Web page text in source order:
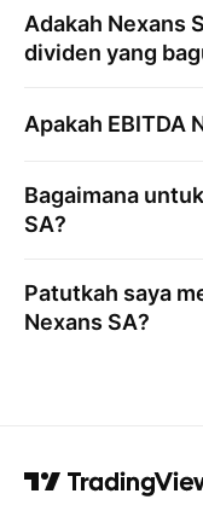
Adakah Nexans
dividen yang
Apakah EBITDA
Bagaimana
SA?
Patutkah saya
Nexans SA?